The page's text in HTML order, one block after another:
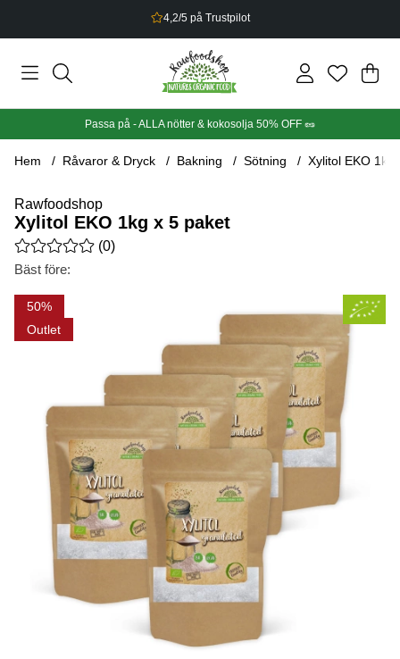
Bonus på allt du handlar
Din
.
Passa på - ALLA nötter & kokosolja 50% OFF 🥜
Hem Råvaror & Dryck Bakning Sötning Xylitol EKO 1kg
Rawfoodshop
Xylitol EKO 1kg x 5 paket
Medelbetyg 0 av 5 Antal betyg 0
(0)
Bäst före:
50
Outlet
Produktbilder Xylitol EKO 1kg x 5 paket